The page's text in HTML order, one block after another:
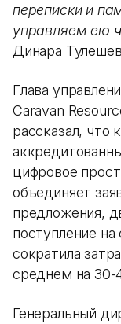
переписки и
управляем ею
Динара
Глава
Caravan
рассказал, что
цифровое
объединяет
предложения,
поступление
сократила
среднем на 30-
Генеральный